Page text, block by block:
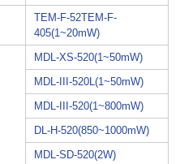
TEM-F-52TEM-F-
405(1~20mW)
MDL-XS-520(1~50mW)
MDL-III-520L(1~50mW)
MDL-III-520(1~800mW)
DL-H-520(850~1000mW)
MDL-SD-520(2W)